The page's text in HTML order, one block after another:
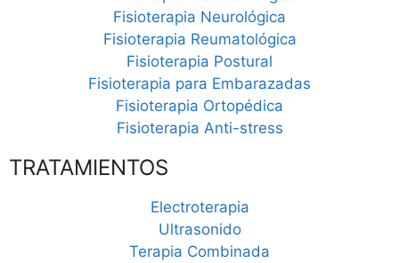
Fisioterapia Neurológica
Fisioterapia Reumatológica
Fisioterapia Postural
Fisioterapia para Embarazadas
Fisioterapia Ortopédica
Fisioterapia Anti-stress
TRATAMIENTOS
Electroterapia
Ultrasonido
Terapia Combinada